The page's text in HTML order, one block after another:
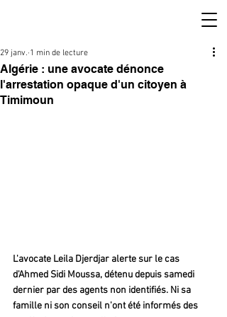
Algérie : une avocate dénonce
l'arrestation opaque d'un citoyen à
Timimoun
29 janv. 1 min de lecture
L'avocate Leila Djerdjar alerte sur le cas
d'Ahmed Sidi Moussa, détenu depuis samedi
dernier par des agents non identifiés. Ni sa
famille ni son conseil n'ont été informés des